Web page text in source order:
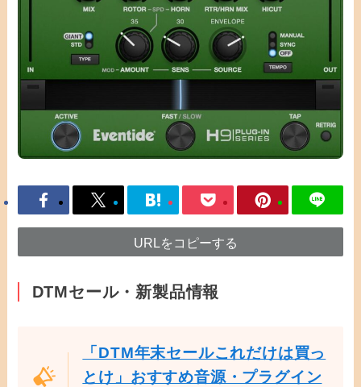
URLをコピーする
DTMセール・新製品情報
「DTM年末セールこれだけは買っ
とけ」おすすめ音源・プラグイン